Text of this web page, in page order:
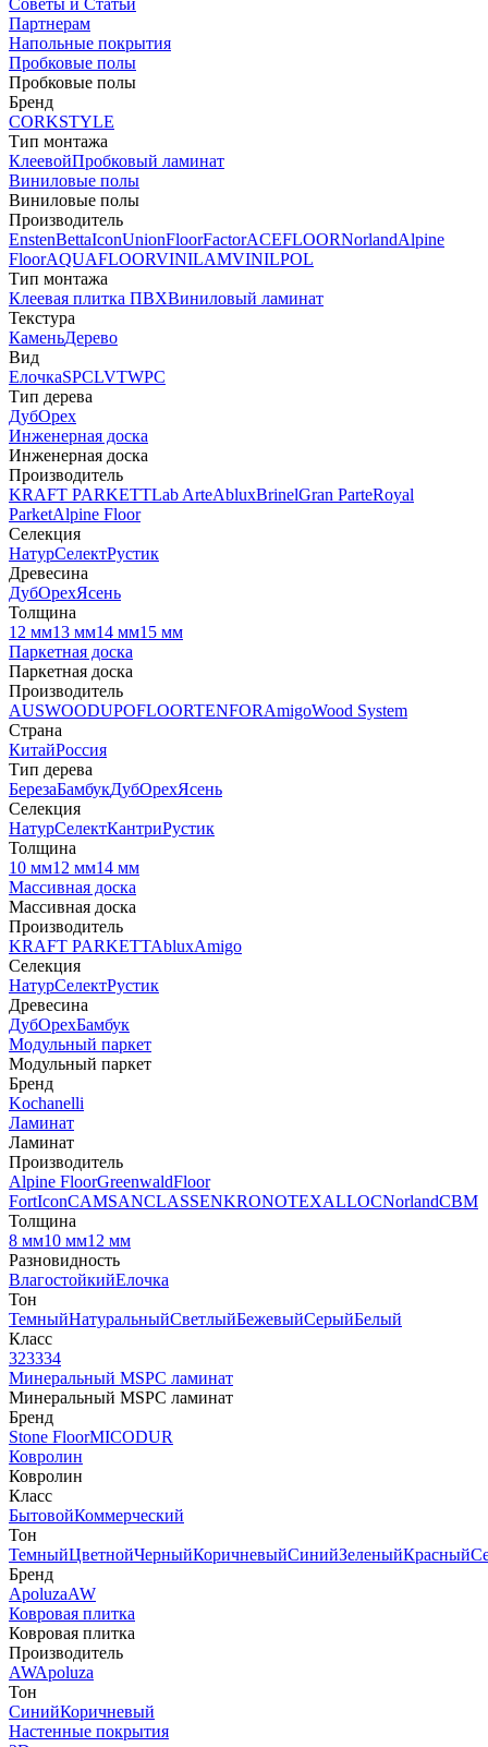
Советы и Статьи
Партнерам
Напольные покрытия
Пробковые полы
Пробковые полы
Бренд
CORKSTYLE
Тип монтажа
КлеевойПробковый ламинат
Виниловые полы
Виниловые полы
Производитель
EnstenBettaIconUnionFloorFactorACEFLOORNorlandAlpine
FloorAQUAFLOORVINILAMVINILPOL
Тип монтажа
Клеевая плитка ПВХВиниловый ламинат
Текстура
КаменьДерево
Вид
ЕлочкаSPCLVTWPC
Тип дерева
ДубОрех
Инженерная доска
Инженерная доска
Производитель
KRAFT PARKETTLab ArteAbluxBrinelGran ParteRoyal
ParketAlpine Floor
Селекция
НатурСелектРустик
Древесина
ДубОрехЯсень
Толщина
12 мм13 мм14 мм15 мм
Паркетная доска
Паркетная доска
Производитель
AUSWOODUPOFLOORTENFORAmigoWood System
Страна
КитайРоссия
Тип дерева
БерезаБамбукДубОрехЯсень
Селекция
НатурСелектКантриРустик
Толщина
10 мм12 мм14 мм
Массивная доска
Массивная доска
Производитель
KRAFT PARKETTAbluxAmigo
Селекция
НатурСелектРустик
Древесина
ДубОрехБамбук
Модульный паркет
Модульный паркет
Бренд
Kochanelli
Ламинат
Ламинат
Производитель
Alpine FloorGreenwaldFloor
FortIconCAMSANCLASSENKRONOTEXALLOCNorlandCBM
Толщина
8 мм10 мм12 мм
Разновидность
ВлагостойкийЕлочка
Тон
ТемныйНатуральныйСветлыйБежевыйСерыйБелый
Класс
323334
Минеральный MSPC ламинат
Минеральный MSPC ламинат
Бренд
Stone FloorMICODUR
Ковролин
Ковролин
Класс
БытовойКоммерческий
Тон
ТемныйЦветнойЧерныйКоричневыйСинийЗеленыйКрасный
Бренд
ApoluzaAW
Ковровая плитка
Ковровая плитка
Производитель
AWApoluza
Тон
СинийКоричневый
Настенные покрытия